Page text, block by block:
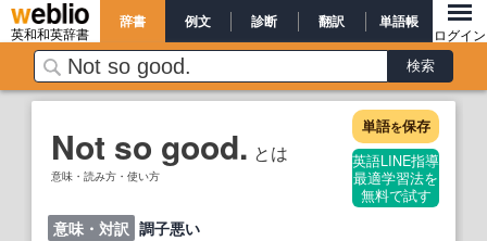
英和和英辞書
辞書 例文 診断 翻訳 単語帳
ログイン
Not so good. とは
意味・読み方・使い方
単語を保存
英語LINE指導
最適学習法を
無料で試す
意味・対訳 調子悪い